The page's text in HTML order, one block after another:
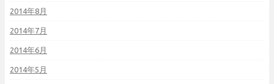
2014年8月
2014年7月
2014年6月
2014年5月